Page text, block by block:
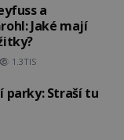
a
Jaké mají
1.3TIS
parky: Straší tu